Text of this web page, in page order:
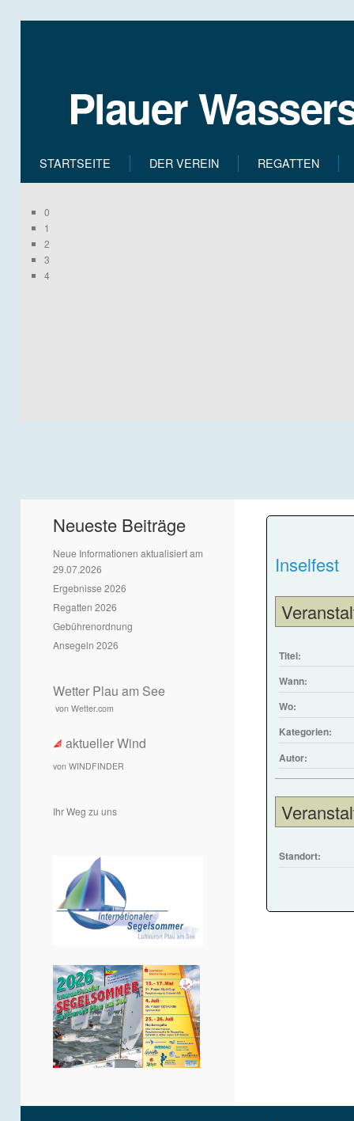
Plauer
STARTSEITE DER VEREIN REGATTEN
0
1
2
3
4
Neueste Beiträge
Neue Informationen aktualisiert am
29.07.2026
Ergebnisse 2026
Regatten 2026
Gebührenordnung
Ansegeln 2026
Wetter Plau am See
von Wetter.com
aktueller Wind
von WINDFINDER
Ihr Weg zu uns
Inselfest
Titel:
Wann:
Wo:
Kategorien:
Autor:
Standort: